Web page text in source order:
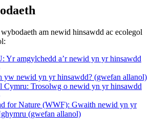
am newid hinsawdd ac ecolegol
amgylchedd a’r newid yn yr hinsawdd
yw newid yn yr hinsawdd? (gwefan allanol)
Cymru: Trosolwg o newid yn yr hinsawdd
for Nature (WWF): Gwaith newid yn yr
(gwefan allanol)